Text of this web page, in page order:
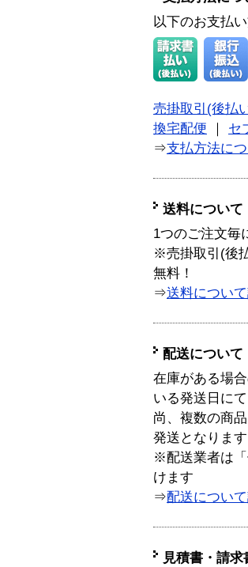
以下のお支払
売掛取引(後払
換宅配便
セ
⇒支払方法に
送料について
1つのご注文毎
※売掛取引(後
無料！
⇒送料につい
配送について
在庫がある場
いる発送日に
尚、複数の商
発送となります
※配送業者は
けます
⇒配送につい
見積書・請